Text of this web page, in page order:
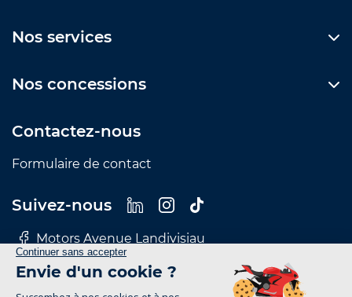
Nos services
Nos concessions
Contactez-nous
Formulaire de contact
Suivez-nous
Motors Avenue Landivisiau
Motors Avenue Le Mans